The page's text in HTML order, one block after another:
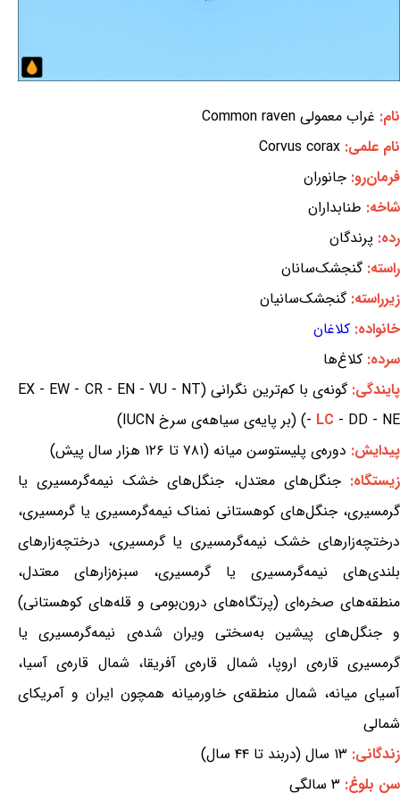
نام: غراب معمولی Common raven
نام علمی: Corvus corax
فرمان‌رو: جانوران
شاخه: طنابداران
رده: پرندگان
راسته:گنجشک‌سانان
زیرراسته:گنجشک‌سانیان
خانواده: کلاغان
سرده: کلاغ‌ها
پایندگی:
گونه‌ی با کم‌ترین نگرانی (EX - EW - CR - EN - VU - NT
- LC - DD - NE) (بر پایه‌ی سیاهه‌ی سرخ IUCN)
پیدایش: دوره‌ی پلیستوسن میانه (۷۸۱ تا ۱۲۶ هزار سال پیش)
زیستگاه:جنگل‌های معتدل، جنگل‌های خشک نیمه‌گرمسیری یا
گرمسیری، جنگل‌های کوهستانی نمناک نیمه‌گرمسیری یا گرمسیری،
درختچه‌زارهای خشک نیمه‌گرمسیری یا گرمسیری، درختچه‌زارهای
بلندی‌های نیمه‌گرمسیری یا گرمسیری، سبزه‌زارهای معتدل،
منطقه‌های صخره‌ای (پرتگاه‌های درون‌بومی و قله‌های کوهستانی)
و جنگل‌های پیشین به‌سختی ویران شده‌ی نیمه‌گرمسیری یا
گرمسیری قاره‌ی اروپا، شمال قاره‌ی آفریقا، شمال قاره‌ی آسیا،
آسیای میانه، شمال منطقه‌ی خاورمیانه همچون ایران و آمریکای
شمالی
زندگانی: ۱۳ سال (دربند تا ۴۴ سال)
سن بلوغ: ۳ سالگی